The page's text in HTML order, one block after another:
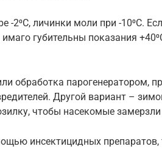
-2⁰С, личинки моли при -10⁰С.
губительны показания
обработка парогенератором,
Другой вариант –
чтобы насекомые замерзли
инсектицидных препаратов,